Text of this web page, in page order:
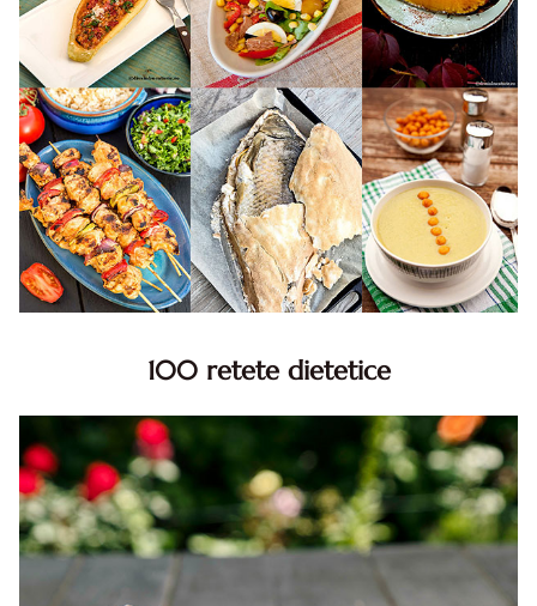
100 retete dietetice
dietetice. Idei retete dietetice. 100 Retete mancare
pentru dieta.